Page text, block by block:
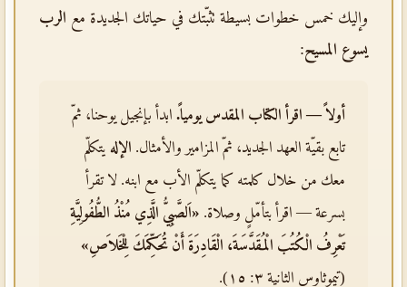
وإليك خمس خطوات بسيطة تثبّتك في حياتك الجديدة مع الرب
يسوع المسيح:
أولاً — اقرأ الكتاب المقدس يومياً. ابدأ بإنجيل يوحنا، ثمّ
تابع بقيّة العهد الجديد، ثمّ المزامير والأمثال. الإله يتكلّم
معك من خلال كلمته كما يتكلّم الأب مع ابنه. لا تقرأ
بسرعة — اقرأ بتأمّلٍ وصلاة. «اَلصَّبِيُّ الَّذِي مُنْذُ الطُّفُولِيَّةِ
تَعْرِفُ الْكُتُبَ الْمُقَدَّسَةَ، الْقَادِرَةَ أَنْ تُحَكِّمَكَ لِلْخَلاَصِ»
(تيموثاوس الثانية ٣: ١٥).